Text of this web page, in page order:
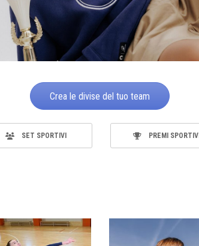
Crea le divise del tuo team
SET SPORTIVI PREMI SPORTIVI